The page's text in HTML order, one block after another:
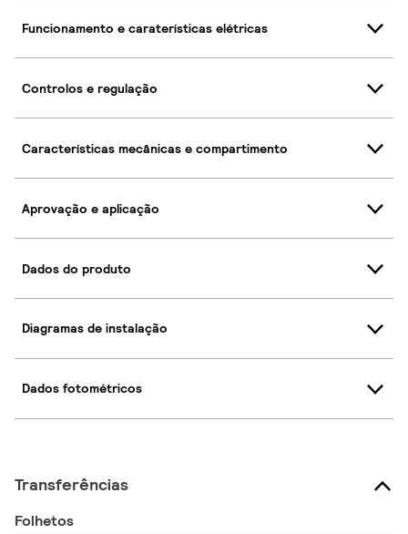
Funcionamento e caraterísticas elétricas
Controlos e regulação
Características mecânicas e compartimento
Aprovação e aplicação
Dados do produto
Diagramas de instalação
Dados fotométricos
Transferências
Folhetos